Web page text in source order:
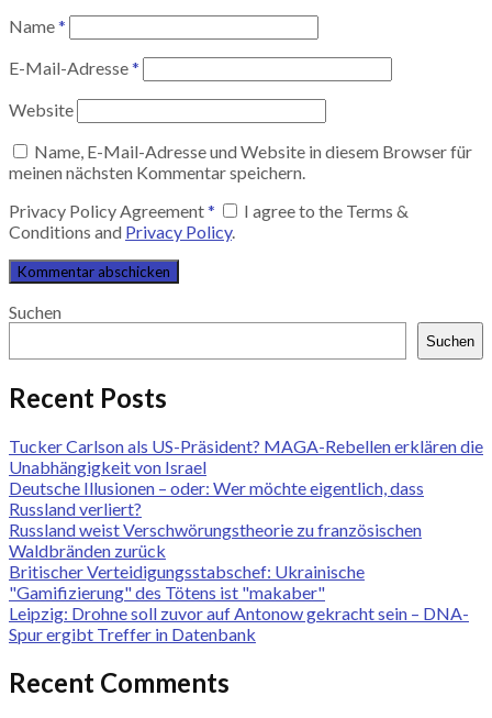
Name*
E-Mail-Adresse*
Website
Name, E-Mail-Adresse und Website in diesem Browser für
meinen nächsten Kommentar speichern.
Privacy Policy Agreement*
I agree to the Terms &
Conditions and Privacy Policy.
Suchen
Suchen
Recent Posts
Tucker Carlson als US-Präsident? MAGA-Rebellen erklären die
Unabhängigkeit von Israel
Deutsche Illusionen – oder: Wer möchte eigentlich, dass
Russland verliert?
Russland weist Verschwörungstheorie zu französischen
Waldbränden zurück
Britischer Verteidigungsstabschef: Ukrainische
"Gamifizierung" des Tötens ist "makaber"
Leipzig: Drohne soll zuvor auf Antonow gekracht sein – DNA-
Spur ergibt Treffer in Datenbank
Recent Comments